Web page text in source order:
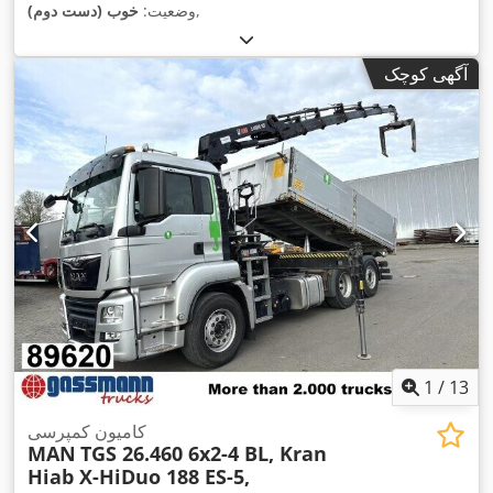
وضعیت: خوب (دست دوم) ,
آگهی کوچک
1 / 13
کامیون کمپرسی
MAN TGS 26.460 6x2-4 BL, Kran
Hiab X-HiDuo 188 ES-5,